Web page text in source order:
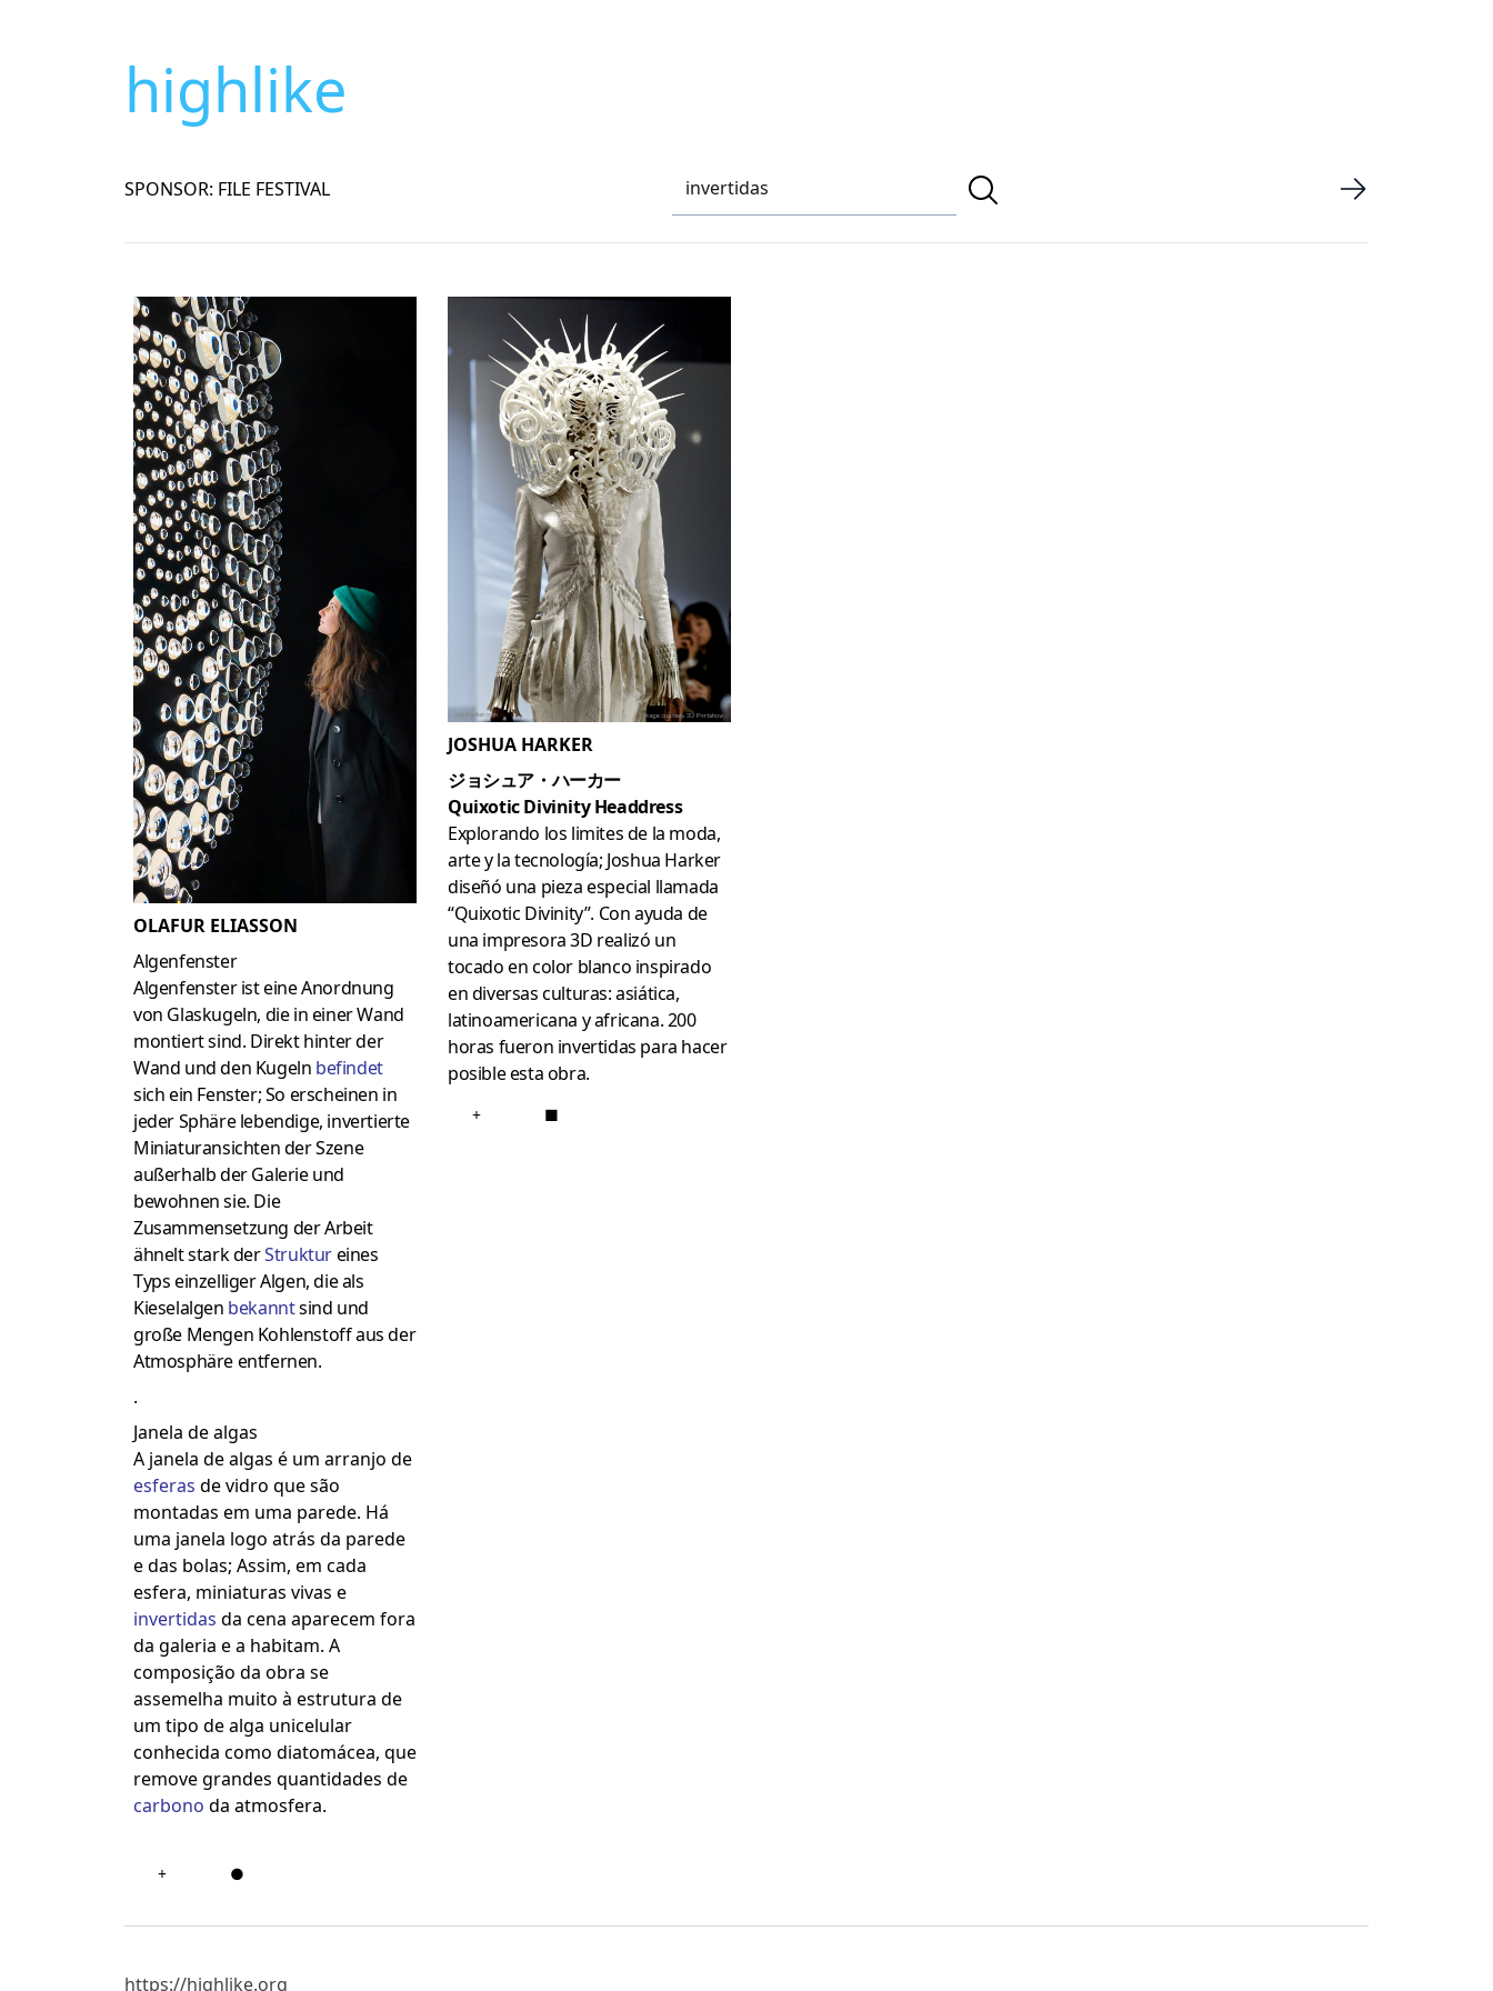
highlike
SPONSOR: FILE FESTIVAL
OLAFUR ELIASSON
Algenfenster
Algenfenster ist eine Anordnung
von Glaskugeln, die in einer Wand
montiert sind. Direkt hinter der
Wand und den Kugeln befindet
sich ein Fenster; So erscheinen in
jeder Sphäre lebendige, invertierte
Miniaturansichten der Szene
außerhalb der Galerie und
bewohnen sie. Die
Zusammensetzung der Arbeit
ähnelt stark derStruktureines
Typs einzelliger Algen, die als
Kieselalgen bekanntsind und
große Mengen Kohlenstoff aus der
Atmosphäre entfernen.
.
Janela de algas
A janela de algas é um arranjo de
esferas de vidro que são
montadas em uma parede. Há
uma janela logo atrás da parede
e das bolas; Assim, em cada
esfera, miniaturas vivas e
invertidas da cena aparecem fora
da galeria e a habitam. A
composição da obra se
assemelha muito à estrutura de
um tipo de alga unicelular
conhecida como diatomácea, que
remove grandes quantidades de
carbono da atmosfera.
+ ●
JOSHUA HARKER
ジョシュア・ハーカー
Quixotic Divinity Headdress
Explorando los limites de la moda,
arte y la tecnología; Joshua Harker
diseñó una pieza especial llamada
“Quixotic Divinity”. Con ayuda de
una impresora 3D realizó un
tocado en color blanco inspirado
en diversas culturas: asiática,
latinoamericana y africana. 200
horas fueron invertidas para hacer
posible esta obra.
+ ■
https://highlike.org